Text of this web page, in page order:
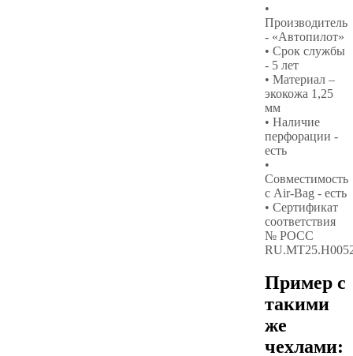
•
Производитель
- «Автопилот»
• Срок службы
- 5 лет
• Материал –
экокожа 1,25
мм
• Наличие
перфорации -
есть
•
Совместимость
с Air-Bag - есть
• Сертификат
соответствия
№ РОСС
Пример с
такими
же
чехлами: